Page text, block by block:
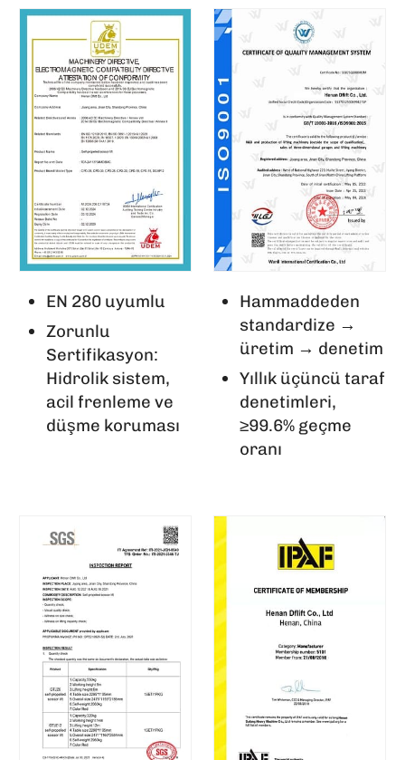
EN 280 uyumlu
Zorunlu
Sertifikasyon:
Hidrolik sistem,
acil frenleme ve
düşme koruması
Hammaddeden
standardize →
üretim → denetim
Yıllık üçüncü taraf
denetimleri,
≥99.6% geçme
oranı